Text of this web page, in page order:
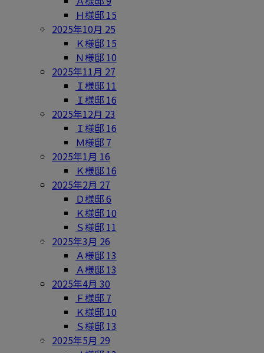
Ｈ様邸 15
2025年10月 25
Ｋ様邸 15
Ｎ様邸 10
2025年11月 27
Ｉ様邸 11
Ｉ様邸 16
2025年12月 23
Ｉ様邸 16
Ｍ様邸 7
2025年1月 16
Ｋ様邸 16
2025年2月 27
Ｄ様邸6
Ｋ様邸 10
Ｓ様邸 11
2025年3月 26
Ａ様邸 13
Ａ様邸 13
2025年4月 30
Ｆ様邸 7
Ｋ様邸 10
Ｓ様邸 13
2025年5月 29